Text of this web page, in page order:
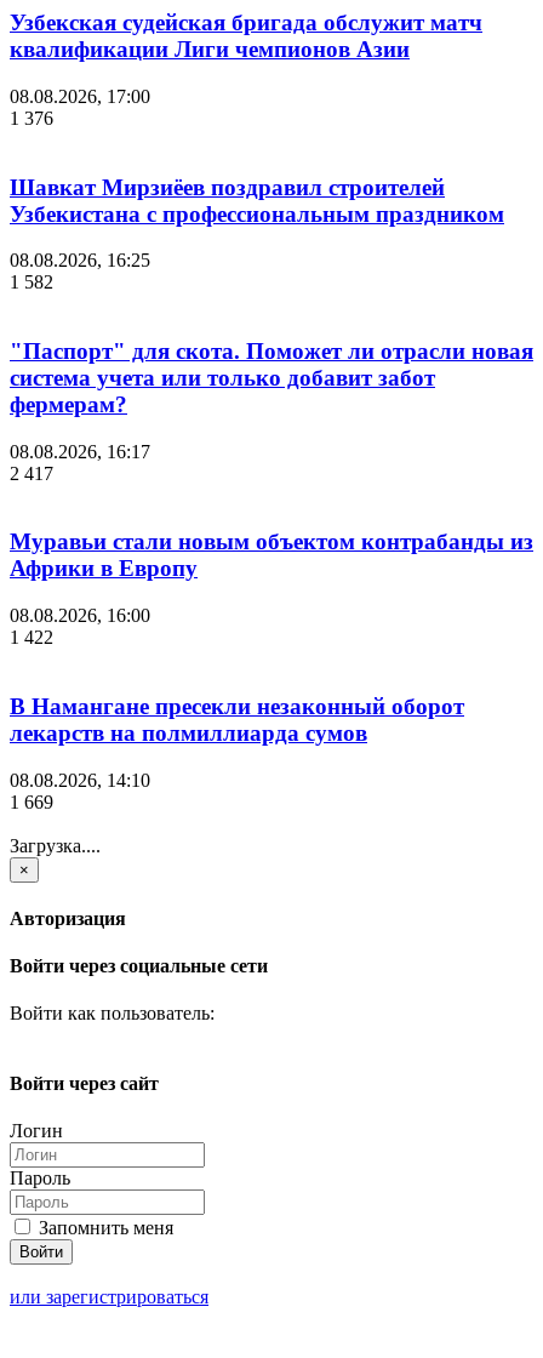
Узбекская судейская бригада обслужит матч
квалификации Лиги чемпионов Азии
08.08.2026, 17:00
1 376
Шавкат Мирзиёев поздравил строителей
Узбекистана с профессиональным праздником
08.08.2026, 16:25
1 582
"Паспорт" для скота. Поможет ли отрасли новая
система учета или только добавит забот
фермерам?
08.08.2026, 16:17
2 417
Муравьи стали новым объектом контрабанды из
Африки в Европу
08.08.2026, 16:00
1 422
В Намангане пресекли незаконный оборот
лекарств на полмиллиарда сумов
08.08.2026, 14:10
1 669
Загрузка....
×
Авторизация
Войти через социальные сети
Войти как пользователь:
Войти через сайт
Логин
Пароль
Запомнить меня
или зарегистрироваться